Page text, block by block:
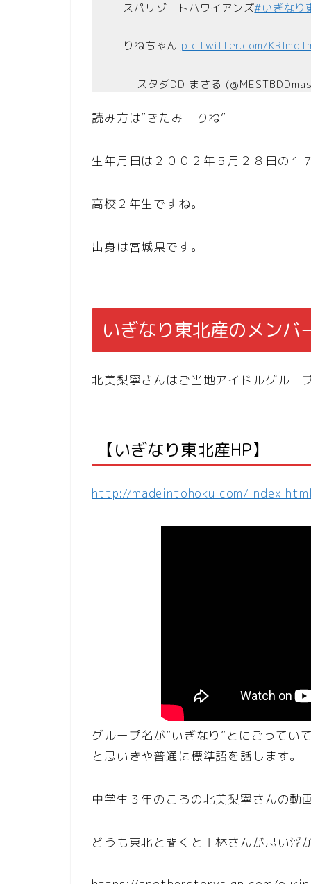
スパリゾートハワイアンズ#いぎなり
りねちゃん pic.twitter.com/
— スタダDD まさる
読み方は”きたみ りね”
生年月日は２００２年５月２８日の１
高校２年生ですね。
出身は宮城県です。
いぎなり東北産のメンバ
北美梨寧さんはご当地アイドルグルー
【いぎなり東北産HP】
http://madeintohoku.com/
グループ名が”いぎなり”とにごってい
と思いきや普通に標準語を話します。
中学生３年のころの北美梨寧さんの動
どうも東北と聞くと王林さんが思い浮